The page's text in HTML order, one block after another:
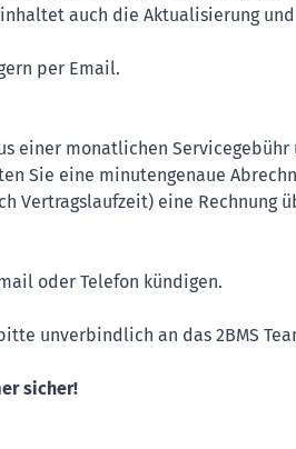
auch die Aktualisierung
per Email.
einer monatlichen
Sie eine minutengenaue
Vertragslaufzeit) eine Rechnung
oder Telefon kündigen.
unverbindlich an das 2BMS
sicher!